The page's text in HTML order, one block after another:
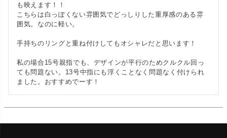
も映えます！！
こちらは白っぽくない雰囲気でどっしりした重厚感のある雰
囲気。なのに軽い。
手持ちのリングと重ね付けしてもオシャレだと思います！
私の場合15号親指でも、デザインが平行のためクルクル回っ
ても問題ない。13号中指にも浮くことなく問題なく付けられ
ました。おすすめでーす！